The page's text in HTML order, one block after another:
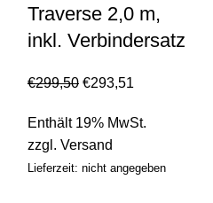
Traverse 2,0 m,
inkl. Verbindersatz
€299,50 €293,51
Enthält 19% MwSt.
zzgl. Versand
Lieferzeit: nicht angegeben